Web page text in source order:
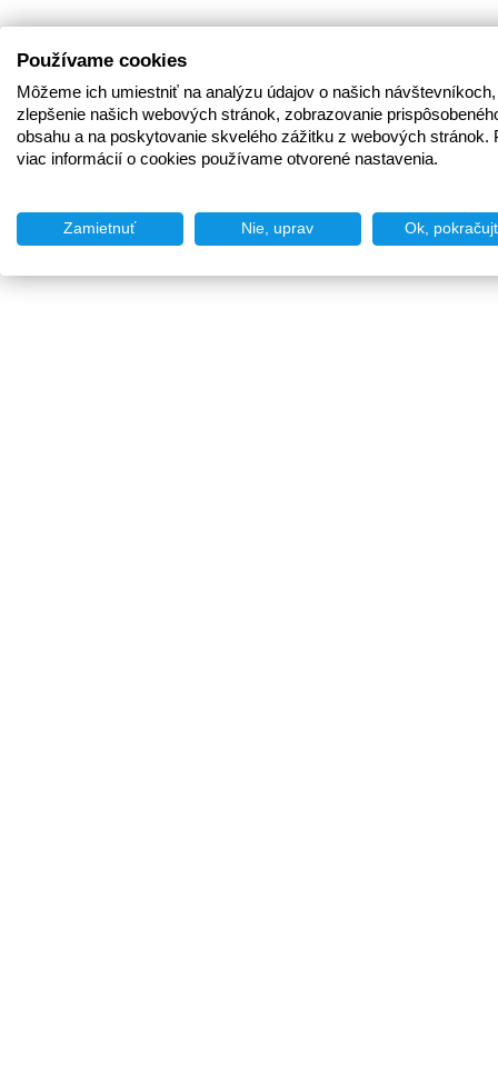
Používame cookies
Môžeme ich umiestniť na analýzu údajov o našich
zlepšenie našich webových stránok, zobrazovanie
obsahu a na poskytovanie skvelého zážitku z webových stránok.
viac informácií o cookies používame otvorené nastavenia.
Zamietnuť Nie, uprav Ok,